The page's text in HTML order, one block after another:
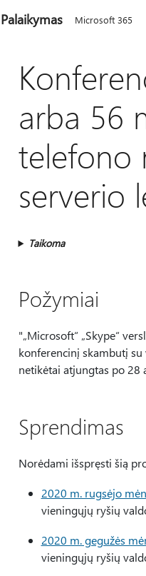
Palaikymas Microsoft 365
arba 56
telefono
serverio
Taikoma
Požymiai
"„Microsoft“ „Skype“
konferencinį skambutį
netikėtai atjungtas po 28
Sprendimas
Norėdami išspręsti šią
2020 m. rugsėjo
vieningųjų ryšių
2020 m. gegužės
vieningųjų ryšių